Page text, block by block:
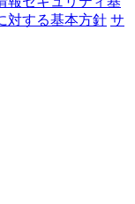
対する基本方針 サ